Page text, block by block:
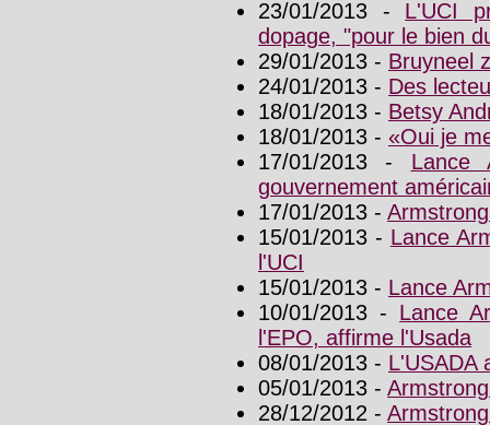
23/01/2013 - L'UCI
dopage, "pour le bien
29/01/2013 - Bruyneel
24/01/2013 - Des
18/01/2013 - Betsy
18/01/2013 - «Oui je
17/01/2013 - Lance
gouvernement
17/01/2013 -
15/01/2013 - Lance
l'UCI
15/01/2013 - Lance
10/01/2013 - Lance
l'EPO, affirme l'Usada
08/01/2013 - L'USADA
05/01/2013 -
28/12/2012 -